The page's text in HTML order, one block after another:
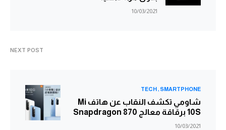
10/03/2021
NEXT POST
SMARTPHONE
TECH
شاومي تكشف النقاب عن هاتف Mi
10S برقاقة معالج Snapdragon 870
10/03/2021